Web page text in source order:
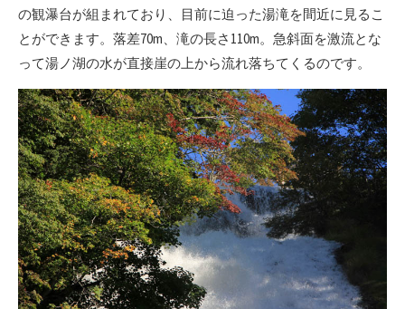
の観瀑台が組まれており、目前に迫った湯滝を間近に見るこ
とができます。落差70m、滝の長さ110m。急斜面を激流とな
って湯ノ湖の水が直接崖の上から流れ落ちてくるのです。